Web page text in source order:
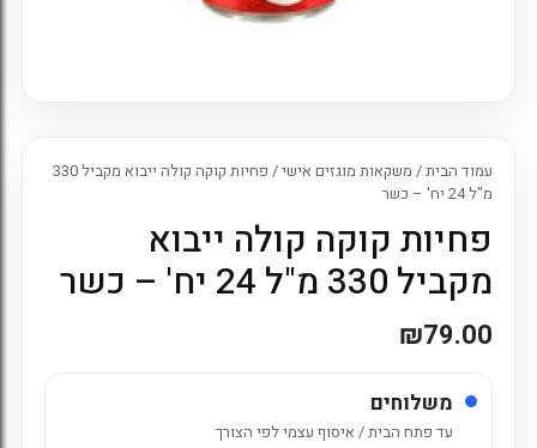
עמוד הבית/ משקאות מוגזים אישי
/ פחיות קוקה קולה ייבוא מקביל 330
מ"ל 24 יח' – כשר
פחיות קוקה קולה ייבוא
מקביל 330 מ"ל 24 יח' – כשר
₪79.00
משלוחים
עד פתח הבית / איסוף עצמי לפי הצורך